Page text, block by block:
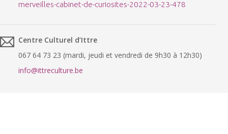
merveilles-cabinet-de-curiosites-2022-03-23-478
Centre Culturel d’Ittre
067 64 73 23 (mardi, jeudi et vendredi de 9h30 à 12h30)
info@ittreculture.be